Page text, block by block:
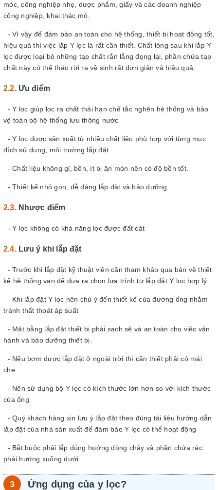
móc, công nghiệp nhẹ, dược phẩm, giấy và các doanh nghiệp
công nghiệp, khai thác mỏ.
- Vì vậy để đảm bảo an toàn cho hệ thống, thiết bị hoạt động tốt,
hiệu quả thì việc lắp Y lọc là rất cần thiết. Chất lỏng sau khi lắp Y
lọc được loại bỏ những tạp chất rắn lắng đọng lại, phần chứa tạp
chất này có thể tháo rời ra vệ sinh rất đơn giản và hiệu quả.
Ưu điểm
- Y lọc giúp lọc ra chất thải hạn chế tắc nghẽn hệ thống và bảo
vệ toàn bộ hệ thống lưu thông nước
- Y lọc được sản xuất từ nhiều chất liệu phù hợp với từng mục
đích sử dụng, môi trường lắp đặt
- Chất liệu không gỉ, bền, ít bị ăn mòn nên có độ bền tốt.
- Thiết kế nhỏ gọn, dễ dàng lắp đặt và bảo dưỡng.
Nhược điểm
- Y lọc không có khả năng lọc được đất cát
Lưu ý khi lắp đặt
- Trước khi lắp đặt kỹ thuật viên cần tham khảo qua bản vẽ thiết
kế hệ thống van để đưa ra chọn lựa trình tự lắp đặt Y lọc hợp lý
- Khi lắp đặt Y lọc nên chú ý đến thiết kế của đường ống nhằm
tránh thất thoát áp suất
- Mặt bằng lắp đặt thiết bị phải sạch sẽ và an toàn cho việc vận
hành và bảo dưỡng thiết bị.
- Nếu bơm được lắp đặt ở ngoài trời thì cần thiết phải có mái
che
- Nên sử dụng bộ Y lọc có kích thước lớn hơn so với kích thước
của ống
- Quý khách hàng xin lưu ý lắp đặt theo đúng tài liệu hướng dẫn
lắp đặt của nhà sản xuất để đảm bảo Y lọc có thể hoạt động
- Bắt buộc phải lắp đúng hướng dòng chảy và phần chứa rác
phải hướng xuống dưới.
Ứng dụng của y lọc?